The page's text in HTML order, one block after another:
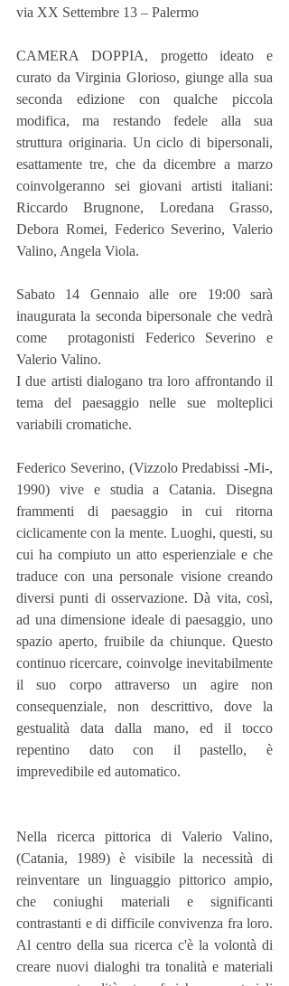
via XX Settembre 13 – Palermo
CAMERA DOPPIA, progetto ideato e
curato da Virginia Glorioso, giunge alla sua
seconda edizione con qualche piccola
modifica, ma restando fedele alla sua
struttura originaria. Un ciclo di bipersonali,
esattamente tre, che da dicembre a marzo
coinvolgeranno sei giovani artisti italiani:
Riccardo Brugnone, Loredana Grasso,
Debora Romei, Federico Severino, Valerio
Valino, Angela Viola.
Sabato 14 Gennaio alle ore 19:00 sarà
inaugurata la seconda bipersonale che vedrà
come  protagonisti Federico Severino e
Valerio Valino.
I due artisti dialogano tra loro affrontando il
tema del paesaggio nelle sue molteplici
variabili cromatiche.
Federico Severino, (Vizzolo Predabissi -Mi-,
1990) vive e studia a Catania. Disegna
frammenti di paesaggio in cui ritorna
ciclicamente con la mente. Luoghi, questi, su
cui ha compiuto un atto esperienziale e che
traduce con una personale visione creando
diversi punti di osservazione. Dà vita, così,
ad una dimensione ideale di paesaggio, uno
spazio aperto, fruibile da chiunque. Questo
continuo ricercare, coinvolge inevitabilmente
il suo corpo attraverso un agire non
consequenziale, non descrittivo, dove la
gestualità data dalla mano, ed il tocco
repentino dato con il pastello, è
imprevedibile ed automatico.
Nella ricerca pittorica di Valerio Valino,
(Catania, 1989) è visibile la necessità di
reinventare un linguaggio pittorico ampio,
che coniughi materiali e significanti
contrastanti e di difficile convivenza fra loro.
Al centro della sua ricerca c'è la volontà di
creare nuovi dialoghi tra tonalità e materiali